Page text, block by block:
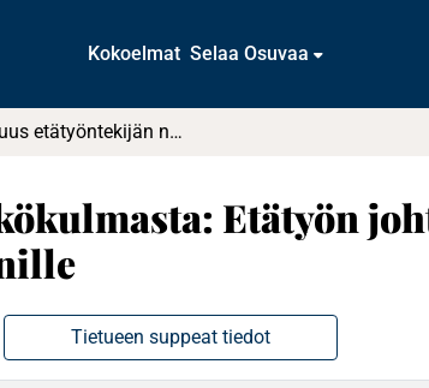
Kokoelmat Selaa Osuvaa
Johtajuus etätyöntekijän näkökulmasta: Etätyön johtamisen merkitys etätyötä tekevälle milleniaanille
Etätyön
Tietueen suppeat tiedot